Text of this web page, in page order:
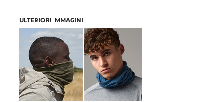
ULTERIORI IMMAGINI